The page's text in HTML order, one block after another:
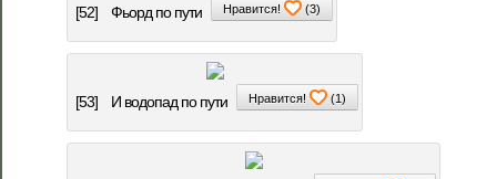
[52] Фьорд по пути Нравится! (3)
[53] И водопад по пути Нравится! (1)